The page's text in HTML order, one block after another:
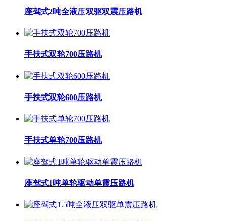
座驾式2吨全液压双驱双震压路机
手扶式双轮700压路机
手扶式双轮600压路机
手扶式单轮700压路机
座驾式1吨单轮驱动单震压路机